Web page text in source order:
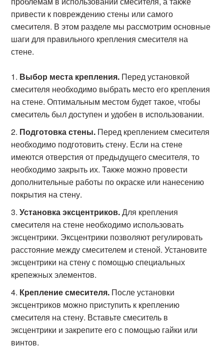
привести к повреждению стены или самого
смесителя. В этом разделе мы рассмотрим основные
шаги для правильного крепления смесителя на
стене.
Выбор места крепления. Перед установкой
смесителя необходимо выбрать место его крепления
на стене. Оптимальным местом будет такое, чтобы
смеситель был доступен и удобен в использовании.
Подготовка стены. Перед креплением смесителя
необходимо подготовить стену. Если на стене
имеются отверстия от предыдущего смесителя, то
необходимо закрыть их. Также можно провести
дополнительные работы по окраске или нанесению
покрытия на стену.
Установка эксцентриков.Для крепления
смесителя на стене необходимо использовать
эксцентрики. Эксцентрики позволяют регулировать
расстояние между смесителем и стеной. Установите
эксцентрики на стену с помощью специальных
крепежных элементов.
Крепление смесителя. После установки
эксцентриков можно приступить к креплению
смесителя на стену. Вставьте смеситель в
эксцентрики и закрепите его с помощью гайки или
винтов.